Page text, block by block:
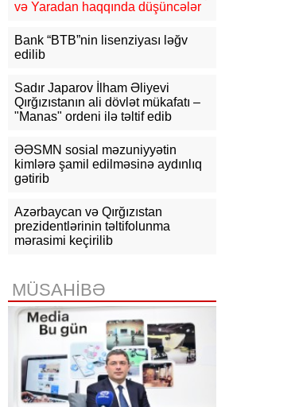
16:31 Bu il dövlət büdcəsinə 11,5
mlrd. manata yaxın vergi daxil olub
16:04
Tramp zəng etdi - Pentaqonda
təcili iclas təyin olundu
15:53 Ceyhun Bayramov: Rusiya və
Ukrayna arasındakı hərbi
əməliyyatlar ən qısa zamanda
15:41 İranda “Mossad”la əlaqəli 20-
dən çox şəxsin saxlanıldığı bildirilir
15:26 Kiyevdə Azərbaycan və
Ukrayna xarici işlər nazirlərinin
görüşü olub
Azərbaycan Xalq Cümhuriyyətinin
diplomatik irsinə aid arxiv sənədləri
ilə tanış olub
və Yaradan haqqında düşüncələr
Bank “BTB”nin lisenziyası ləğv
edilib
Sadır Japarov İlham Əliyevi
Qırğızıstanın ali dövlət mükafatı –
"Manas" ordeni ilə təltif edib
ƏƏSMN sosial məzuniyyətin
kimlərə şamil edilməsinə aydınlıq
gətirib
Azərbaycan və Qırğızıstan
prezidentlərinin təltifolunma
mərasimi keçirilib
MÜSAHİBƏ